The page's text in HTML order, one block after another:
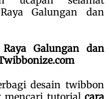
Galungan dan
Galungan dan
desain twibbon